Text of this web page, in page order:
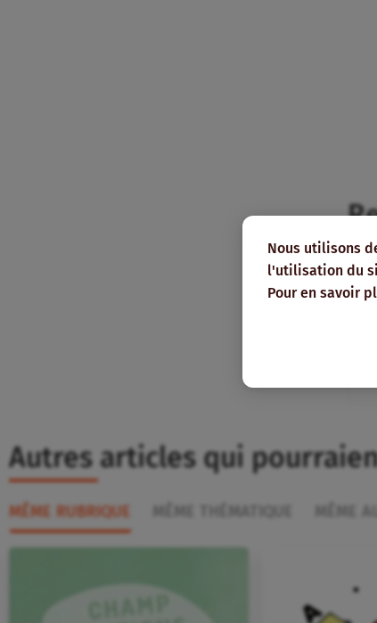
Nous utilisons
l'utilisation du
Pour en savoir
Autres articles qui
MÊME RUBRIQUE